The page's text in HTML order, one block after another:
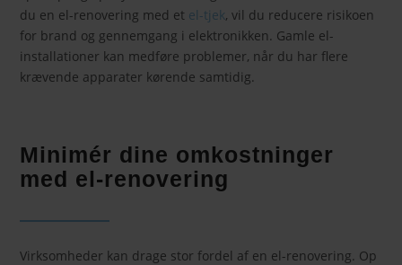
du en el-renovering med et el-tjek, vil du reducere risikoen
for brand og gennemgang i elektronikken. Gamle el-
installationer kan medføre problemer, når du har flere
krævende apparater kørende samtidig.
Minimér dine omkostninger
med el-renovering
Virksomheder kan drage stor fordel af en el-renovering. Op